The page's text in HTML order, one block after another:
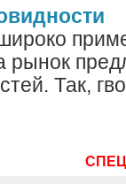
рынок
Так,